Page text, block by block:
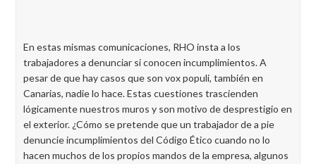
En estas mismas comunicaciones, RHO insta a los
trabajadores a denunciar si conocen incumplimientos. A
pesar de que hay casos que son vox populi, también en
Canarias, nadie lo hace. Estas cuestiones trascienden
lógicamente nuestros muros y son motivo de desprestigio en
el exterior. ¿Cómo se pretende que un trabajador de a pie
denuncie incumplimientos del Código Ético cuando no lo
hacen muchos de los propios mandos de la empresa, algunos